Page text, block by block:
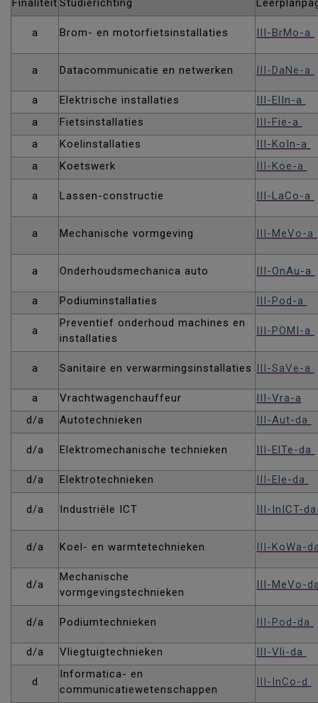
Finaliteit Studierichting
a Brom- en motorfietsinstallaties III-BrMo-a
a Datacommunicatie en netwerken III-DaNe-a
a Elektrische installaties
III-ElIn-a
a
Fietsinstallaties
III-Fie-a
a
Koelinstallaties
III-KoIn-a
a
Koetswerk III-Koe-a
a Lassen-constructie III-LaCo-a
a Mechanische vormgeving III-MeVo-a
a Onderhoudsmechanica auto III-OnAu-a
a Podiuminstallaties III-Pod-a
a
Preventief onderhoud machines en
installaties
III-POMI-a
a Sanitaire en verwarmingsinstallaties III-SaVe-a
a Vrachtwagenchauffeur
III-Vra-a
d/a
Autotechnieken III-Aut-da
d/a Elektromechanische technieken III-ElTe-da
d/a Elektrotechnieken III-Ele-da
d/a Industriële ICT III-InICT-
d/a Koel- en warmtetechnieken III-KoWa-
d/a
Mechanische
vormgevingstechnieken
III-MeVo-
d/a Podiumtechnieken III-Pod-da
d/a Vliegtuigtechnieken III-Vli-da
d
Informatica- en
communicatiewetenschappen
III-InCo-d